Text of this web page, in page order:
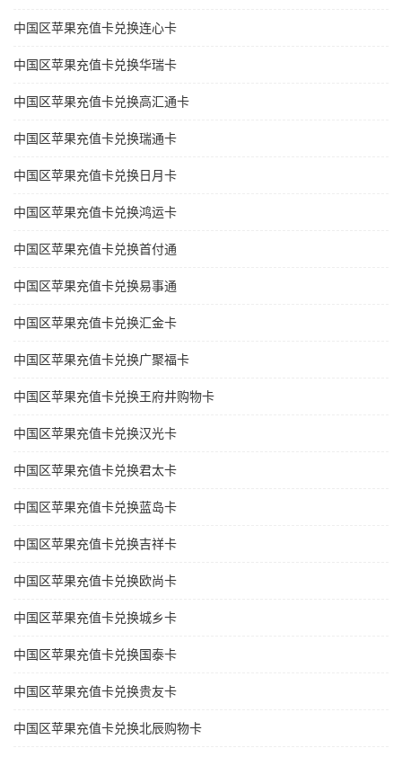
中国区苹果充值卡兑换连心卡
中国区苹果充值卡兑换华瑞卡
中国区苹果充值卡兑换高汇通卡
中国区苹果充值卡兑换瑞通卡
中国区苹果充值卡兑换日月卡
中国区苹果充值卡兑换鸿运卡
中国区苹果充值卡兑换首付通
中国区苹果充值卡兑换易事通
中国区苹果充值卡兑换汇金卡
中国区苹果充值卡兑换广聚福卡
中国区苹果充值卡兑换王府井购物卡
中国区苹果充值卡兑换汉光卡
中国区苹果充值卡兑换君太卡
中国区苹果充值卡兑换蓝岛卡
中国区苹果充值卡兑换吉祥卡
中国区苹果充值卡兑换欧尚卡
中国区苹果充值卡兑换城乡卡
中国区苹果充值卡兑换国泰卡
中国区苹果充值卡兑换贵友卡
中国区苹果充值卡兑换北辰购物卡